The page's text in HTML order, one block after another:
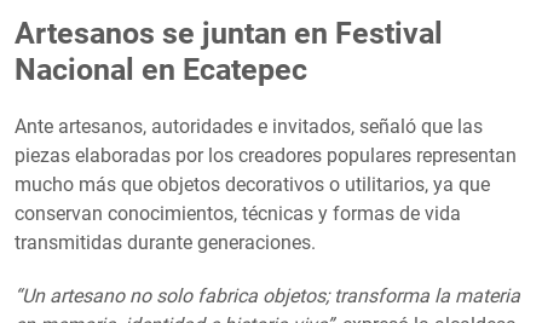
Artesanos se juntan en Festival
Nacional en Ecatepec
Ante artesanos, autoridades e invitados, señaló que las
piezas elaboradas por los creadores populares representan
mucho más que objetos decorativos o utilitarios, ya que
conservan conocimientos, técnicas y formas de vida
transmitidas durante generaciones.
“Un artesano no solo fabrica objetos; transforma la materia